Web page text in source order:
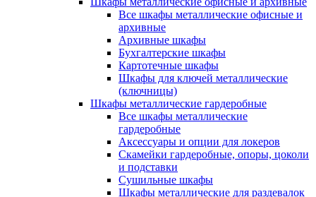
Все шкафы металлические офисные и
архивные
Архивные шкафы
Бухгалтерские шкафы
Картотечные шкафы
Шкафы для ключей металлические
(ключницы)
Шкафы металлические гардеробные
Все шкафы металлические
гардеробные
Аксессуары и опции для локеров
Скамейки гардеробные, опоры, цоколи
и подставки
Сушильные шкафы
Шкафы металлические для раздевалок